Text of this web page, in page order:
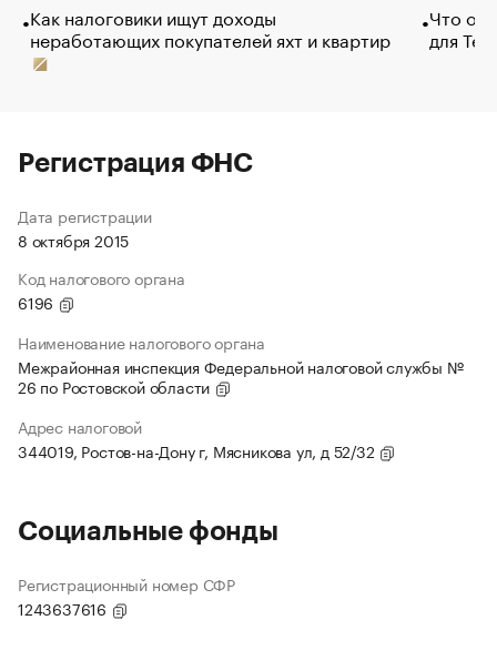
Как налоговики ищут доходы
неработающих покупателей яхт и квартир
Что
для
Регистрация ФНС
Дата регистрации
8 октября 2015
Код налогового органа
6196
Наименование налогового органа
Межрайонная инспекция Федеральной налоговой службы №
26 по Ростовской области
Адрес налоговой
344019, Ростов-на-Дону г, Мясникова ул, д 52/32
Социальные фонды
Регистрационный номер СФР
1243637616